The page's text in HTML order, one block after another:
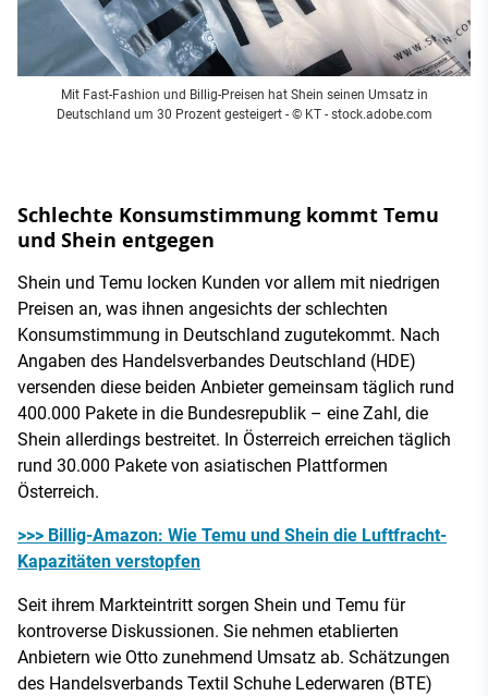
Mit Fast-Fashion und Billig-Preisen hat Shein seinen Umsatz in
Deutschland um 30 Prozent gesteigert - © KT - stock.adobe.com
Schlechte Konsumstimmung kommt Temu
und Shein entgegen
Shein und Temu locken Kunden vor allem mit niedrigen
Preisen an, was ihnen angesichts der schlechten
Konsumstimmung in Deutschland zugutekommt. Nach
Angaben des Handelsverbandes Deutschland (HDE)
versenden diese beiden Anbieter gemeinsam täglich rund
400.000 Pakete in die Bundesrepublik – eine Zahl, die
Shein allerdings bestreitet. In Österreich erreichen täglich
rund 30.000 Pakete von asiatischen Plattformen
Österreich.
>>> Billig-Amazon: Wie Temu und Shein die Luftfracht-
Kapazitäten verstopfen
Seit ihrem Markteintritt sorgen Shein und Temu für
kontroverse Diskussionen. Sie nehmen etablierten
Anbietern wie Otto zunehmend Umsatz ab. Schätzungen
des Handelsverbands Textil Schuhe Lederwaren (BTE)